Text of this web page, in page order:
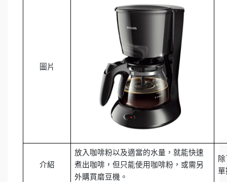
圖片
介紹
放入咖啡粉以及適當的水量，就能快速
煮出咖啡，但只能使用咖啡粉，或需另
外購買磨豆機。